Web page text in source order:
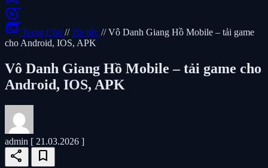
play_circle
terminal Trang Chủ // Tin tức // Vô Danh Giang Hồ Mobile – tải game
cho Android, IOS, APK
Vô Danh Giang Hồ Mobile – tải game cho
Android, IOS, APK
admin [ 21.03.2026 ]
share bookmark